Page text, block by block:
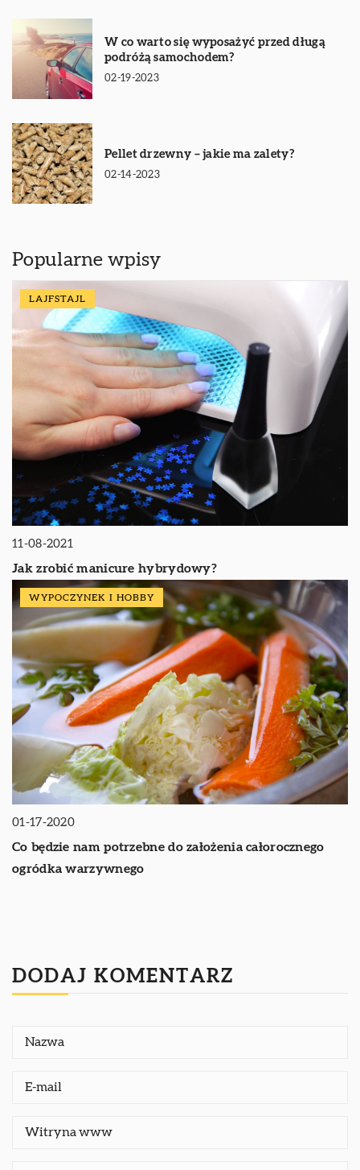
W co warto się wyposażyć przed długą
podróżą samochodem?
02-19-2023
Pellet drzewny – jakie ma zalety?
02-14-2023
Popularne wpisy
LAJFSTAJL
11-08-2021
Jak zrobić manicure hybrydowy?
WYPOCZYNEK I HOBBY
01-17-2020
Co będzie nam potrzebne do założenia całorocznego
ogródka warzywnego
DODAJ KOMENTARZ